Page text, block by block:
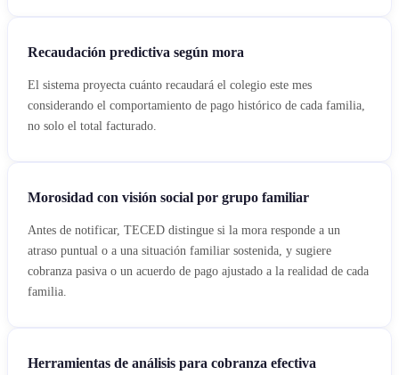
Recaudación predictiva según mora
El sistema proyecta cuánto recaudará el colegio este mes
considerando el comportamiento de pago histórico de cada familia,
no solo el total facturado.
Morosidad con visión social por grupo familiar
Antes de notificar, TECED distingue si la mora responde a un
atraso puntual o a una situación familiar sostenida, y sugiere
cobranza pasiva o un acuerdo de pago ajustado a la realidad de cada
familia.
Herramientas de análisis para cobranza efectiva